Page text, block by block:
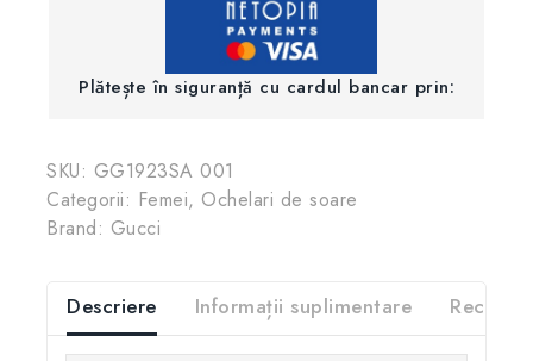
Plătește în siguranță cu cardul bancar prin:
SKU: GG1923SA 001
Categorii: Femei, Ochelari de soare
Brand: Gucci
Descriere Informații suplimentare